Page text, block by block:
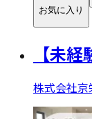
お気に入り
【未
株式会社京